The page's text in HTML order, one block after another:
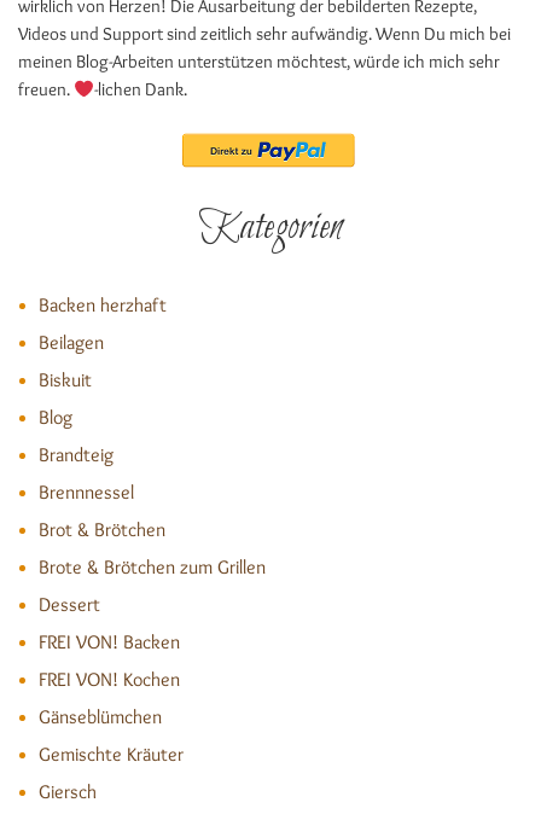
wirklich von Herzen! Die Ausarbeitung der bebilderten Rezepte,
Videos und Support sind zeitlich sehr aufwändig. Wenn Du mich bei
meinen Blog-Arbeiten unterstützen möchtest, würde ich mich sehr
freuen.
-lichen Dank.
Kategorien
Backen herzhaft
Beilagen
Biskuit
Blog
Brandteig
Brennnessel
Brot & Brötchen
Brote & Brötchen zum Grillen
Dessert
FREI VON! Backen
FREI VON! Kochen
Gänseblümchen
Gemischte Kräuter
Giersch